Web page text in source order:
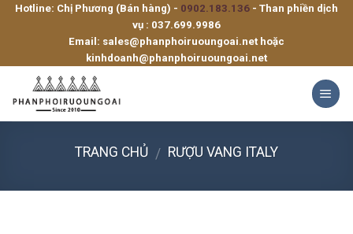
SkipHotline: Chị Phương (Bán hàng) - 0902.183.136 - Than phiền dịch
vụ : 037.699.9986
Email: sales@phanphoiruoungoai.net hoặc
kinhdoanh@phanphoiruoungoai.net
TRANG CHỦ / RƯỢU VANG ITALY